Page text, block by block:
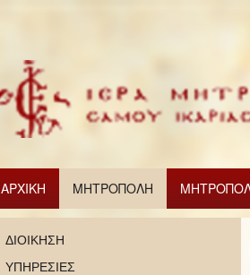
ΑΡΧΙΚΗ ΜΗΤΡΟΠΟΛΗ
ΔΙΟΙΚΗΣΗ
ΥΠΗΡΕΣΙΕΣ